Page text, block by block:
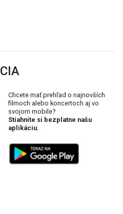
Chcete mať prehľad o najnovších
filmoch alebo koncertoch aj vo
svojom mobile?
Stiahnite si bezplatne našu
aplikáciu.